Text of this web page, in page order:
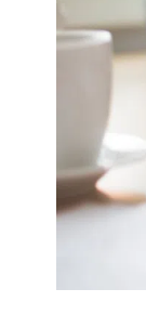
ПОМЕР
25 листопада